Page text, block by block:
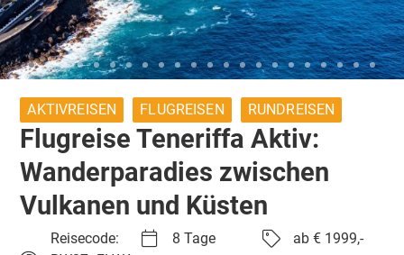
AKTIVREISEN FLUGREISEN RUNDREISEN
Flugreise Teneriffa Aktiv:
Wanderparadies zwischen
Vulkanen und Küsten
Reisecode:
8 Tage ab € 1999,-